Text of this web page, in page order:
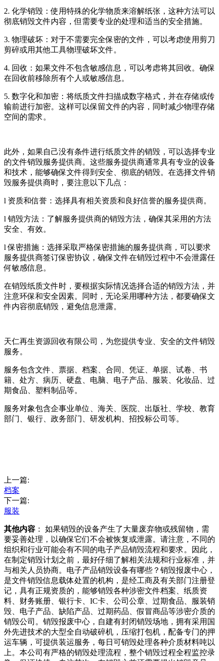
2. 化学销毁：使用特殊的化学物质来溶解纸张，这种方法可以
彻底销毁文件内容，但需要专业的处理和适当的安全措施。
3. 物理破坏：对于不需要完全保密的文件，可以考虑使用剪刀
剪碎或用其他工具物理破坏文件。
4. 回收：如果文件不包含敏感信息，可以考虑将其回收。确保
在回收前移除所有个人或敏感信息。
5. 数字化和加密：将纸质文件扫描成数字格式，并在存储或传
输前进行加密。这样可以保留文件的内容，同时减少物理存储
空间的需求。
此外，如果自己没有条件进行纸质文件的销毁，可以选择专业
的文件销毁服务提供商。这些服务提供商通常具有专业的设备
和技术，能够确保文件得到安全、彻底的销毁。在选择文件销
毁服务提供商时，要注意以下几点：
l 资质和信誉：选择具有相关资质和良好信誉的服务提供商。
l 销毁方法：了解服务提供商的销毁方法，确保其采用的方法
安全、有效。
l 保密措施：选择采取严格保密措施的服务提供商，可以要求
服务提供商签订保密协议，确保文件在销毁过程中不会泄露任
何敏感信息。
在销毁纸质文件时，要根据实际情况选择合适的销毁方法，并
注意环保和安全因素。同时，无论采用哪种方法，都要确保文
件内容彻底销毁，避免信息泄露。
天仁再生资源回收有限公司，为您提供专业、安全的文件销毁
服务。
服务包含文件、票据、档案、合同、凭证、单据、试卷、书
籍、处方、病历、硬盘、电脑、电子产品、服装、化妆品、过
期食品、塑料制品等。
服务对象包含企事业单位、海关、医院、出版社、学校、教育
部门、银行、政务部门、研发机构、招投标公司等。
上一篇:
档案
下一篇:
服装
其他内容 ： 如果销毁的设备产生了大量废弃物或残留物，需
要妥善处理，以确保它们不会被恢复或泄露。请注意，不同的
组织和行业可能会有不同的电子产品销毁流程和要求。因此，
在制定销毁计划之前，最好仔细了解相关法规和行业标准，并
与相关人员协商。电子产品销毁设备有哪些？销毁报废中心，
是文件销毁信息载体处置的机构，是经工商及有关部门注册登
记，具有正规资质的，能够销毁各种涉密文件档案、纸质资
料、财务账册、银行卡、IC卡、公司公章、过期食品、服装销
毁、电子产品、缺陷产品、过期药品、假冒商品等涉密介质的
销毁公司。销毁报废中心，自建有封闭销毁场地，拥有采用国
外先进技术的大型全自动破碎机，压缩打包机，配备专门的押
运车辆，可提供装运服务，每日可销毁处理各种介质材料吨以
上。本公司有严格的销毁处理流程，整个销毁过程全程监控录